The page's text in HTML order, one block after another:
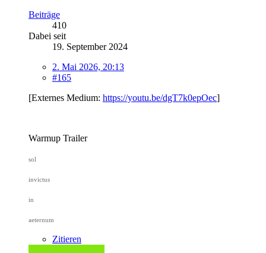
Beiträge
410
Dabei seit
19. September 2024
2. Mai 2026, 20:13
#165
[Externes Medium: https://youtu.be/dgT7k0epOec]
Warmup Trailer
sol
invictus
in
aeternum
Zitieren